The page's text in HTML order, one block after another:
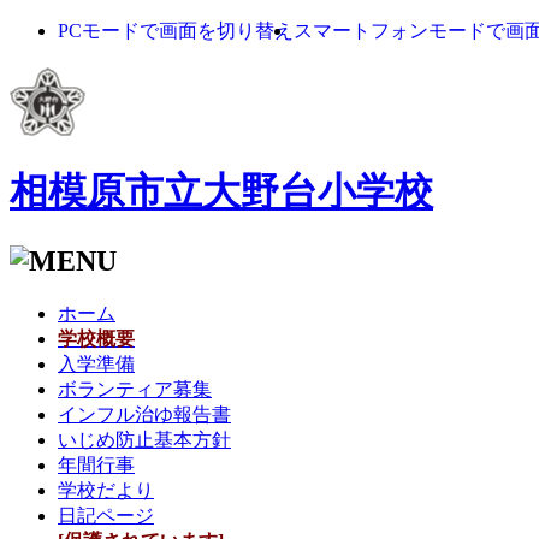
PCモードで画面を切り替え スマートフォンモードで画
相模原市立大野台小学校
ホーム
学校概要
入学準備
ボランティア募集
インフル治ゆ報告書
いじめ防止基本方針
年間行事
学校だより
日記ページ